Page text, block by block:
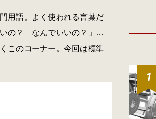
用語。よく使われる言葉だ
いの？ なんでいいの？」…
このコーナー。今回は標準